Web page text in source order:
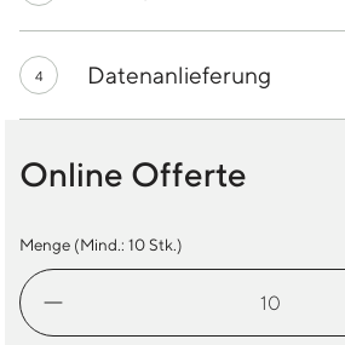
4 Datenanlieferung
Online Offerte
Menge (Mind.: 10Stk.)
Mammut
Corporate